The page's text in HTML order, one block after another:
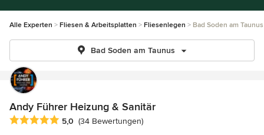
Alle Experten Fliesen & Arbeitsplatten Fliesenlegen Bad Soden am Taunus
Bad Soden am Taunus
Andy Führer Heizung & Sanitär
Durchschnittliche Bewertung: 5 von 5 Sternen
5,0 (34 Bewertungen)